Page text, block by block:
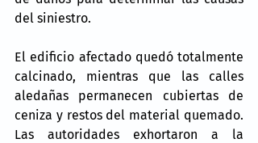
del siniestro.
El edificio afectado quedó totalmente
calcinado, mientras que las calles
aledañas permanecen cubiertas de
ceniza y restos del material quemado.
Las autoridades exhortaron a la